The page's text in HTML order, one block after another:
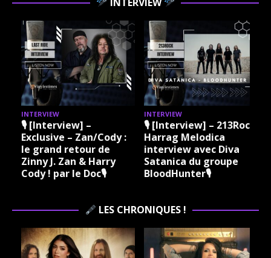
INTERVIEW
🎙 [Interview] –
Exclusive – Zan/Cody :
le grand retour de
Zinny J. Zan & Harry
Cody ! par le Doc🎙
INTERVIEW
🎙 [Interview] – 213Rock
Harrag Melodica
interview avec Diva
Satanica du groupe
BloodHunter🎙
LES CHRONIQUES !